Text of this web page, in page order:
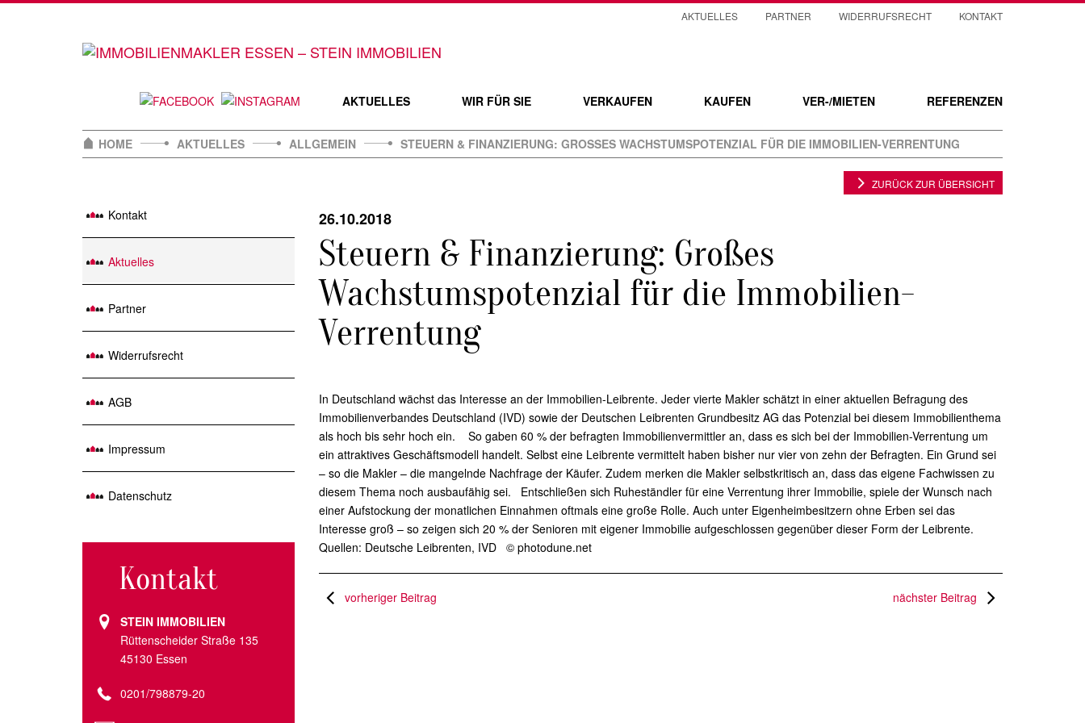
AKTUELLES WIR FÜR SIE VERKAUFEN KAUFEN VER-/MIETEN REFERENZEN
AKTUELLES PARTNER WIDERRUFSRECHT KONTAKT
HOME AKTUELLES ALLGEMEIN STEUERN & FINANZIERUNG: GROSSES WACHSTUMSPOTENZIAL FÜR DIE IMMOBILIEN-VERRENTUNG
26.10.2018
Steuern & Finanzierung: Großes
Wachstumspotenzial für die Immobilien-
Verrentung
ZURÜCK ZUR ÜBERSICHT
In Deutschland wächst das Interesse an der Immobilien-Leibrente. Jeder vierte Makler schätzt in einer aktuellen Befragung des
Immobilienverbandes Deutschland (IVD) sowie der Deutschen Leibrenten Grundbesitz AG das Potenzial bei diesem Immobilienthema
als hoch bis sehr hoch ein. So gaben 60 % der befragten Immobilienvermittler an, dass es sich bei der Immobilien-Verrentung um
ein attraktives Geschäftsmodell handelt. Selbst eine Leibrente vermittelt haben bisher nur vier von zehn der Befragten. Ein Grund sei
– so die Makler – die mangelnde Nachfrage der Käufer. Zudem merken die Makler selbstkritisch an, dass das eigene Fachwissen zu
diesem Thema noch ausbaufähig sei. Entschließen sich Ruheständler für eine Verrentung ihrer Immobilie, spiele der Wunsch nach
einer Aufstockung der monatlichen Einnahmen oftmals eine große Rolle. Auch unter Eigenheimbesitzern ohne Erben sei das
Interesse groß – so zeigen sich 20 % der Senioren mit eigener Immobilie aufgeschlossen gegenüber dieser Form der Leibrente.
Quellen: Deutsche Leibrenten, IVD © photodune.net
vorheriger Beitrag nächster Beitrag
Kontakt
Aktuelles
Partner
Widerrufsrecht
AGB
Impressum
Datenschutz
Kontakt
STEIN IMMOBILIEN
Rüttenscheider Straße 135
45130 Essen
0201/798879-20